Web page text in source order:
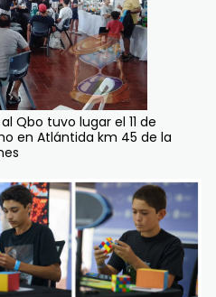
Qbo tuvo lugar el 11 de
en Atlántida km 45 de la